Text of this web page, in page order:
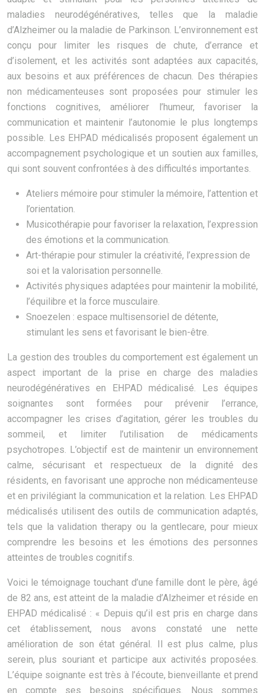
maladies neurodégénératives, telles que la maladie
d’Alzheimer ou la maladie de Parkinson. L’environnement est
conçu pour limiter les risques de chute, d’errance et
d’isolement, et les activités sont adaptées aux capacités,
aux besoins et aux préférences de chacun. Des thérapies
non médicamenteuses sont proposées pour stimuler les
fonctions cognitives, améliorer l’humeur, favoriser la
communication et maintenir l’autonomie le plus longtemps
possible. Les EHPAD médicalisés proposent également un
accompagnement psychologique et un soutien aux familles,
qui sont souvent confrontées à des difficultés importantes.
Ateliers mémoire pour stimuler la mémoire, l’attention et
l’orientation.
Musicothérapie pour favoriser la relaxation, l’expression
des émotions et la communication.
Art-thérapie pour stimuler la créativité, l’expression de
soi et la valorisation personnelle.
Activités physiques adaptées pour maintenir la mobilité,
l’équilibre et la force musculaire.
Snoezelen : espace multisensoriel de détente,
stimulant les sens et favorisant le bien-être.
La gestion des troubles du comportement est également un
aspect important de la prise en charge des maladies
neurodégénératives en EHPAD médicalisé. Les équipes
soignantes sont formées pour prévenir l’errance,
accompagner les crises d’agitation, gérer les troubles du
sommeil, et limiter l’utilisation de médicaments
psychotropes. L’objectif est de maintenir un environnement
calme, sécurisant et respectueux de la dignité des
résidents, en favorisant une approche non médicamenteuse
et en privilégiant la communication et la relation. Les EHPAD
médicalisés utilisent des outils de communication adaptés,
tels que la validation therapy ou la gentlecare, pour mieux
comprendre les besoins et les émotions des personnes
atteintes de troubles cognitifs.
Voici le témoignage touchant d’une famille dont le père, âgé
de 82 ans, est atteint de la maladie d’Alzheimer et réside en
EHPAD médicalisé : « Depuis qu’il est pris en charge dans
cet établissement, nous avons constaté une nette
amélioration de son état général. Il est plus calme, plus
serein, plus souriant et participe aux activités proposées.
L’équipe soignante est très à l’écoute, bienveillante et prend
en compte ses besoins spécifiques. Nous sommes